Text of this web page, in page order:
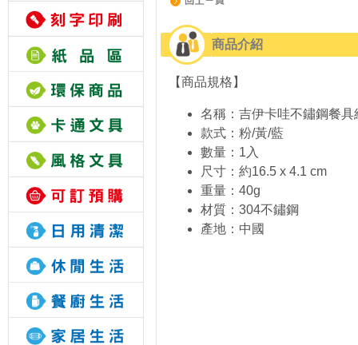
商品介紹
【商品規格】
名稱：吉伊卡哇不鏽鋼餐具
款式：粉/黃/藍
數量：1入
尺寸：約16.5 x 4.1 cm
重量：40g
材質：304不鏽鋼
產地：中國